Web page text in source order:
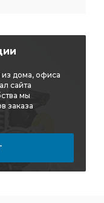
из дома, офиса
сайта
мы
заказа